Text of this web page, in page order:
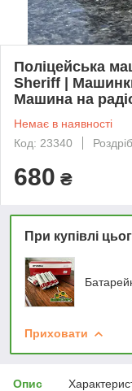
Поліцейська
Sheriff |
Машина на
Немає в наявності
Код: 23340
Роздріб
680 ₴
При купівлі
Приховати
Опис